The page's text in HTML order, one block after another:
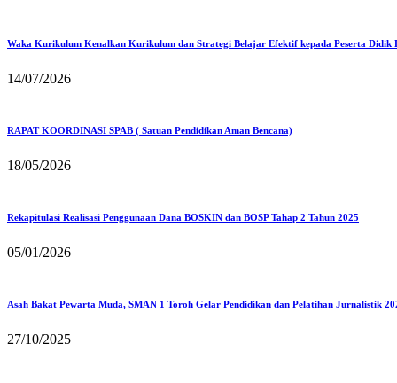
Waka Kurikulum Kenalkan Kurikulum dan Strategi Belajar Efektif kepada Peserta Didik
14/07/2026
RAPAT KOORDINASI SPAB ( Satuan Pendidikan Aman Bencana)
18/05/2026
Rekapitulasi Realisasi Penggunaan Dana BOSKIN dan BOSP Tahap 2 Tahun 2025
05/01/2026
Asah Bakat Pewarta Muda, SMAN 1 Toroh Gelar Pendidikan dan Pelatihan Jurnalistik
27/10/2025